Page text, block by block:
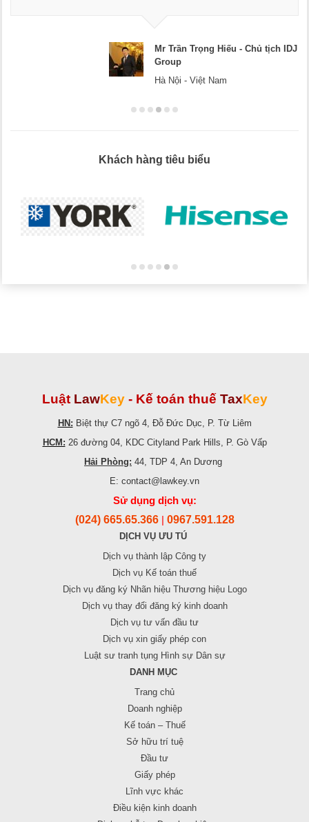
Mr Trần Trọng Hiếu - Chủ tịch IDJ
Group
Hà Nội - Việt Nam
Khách hàng tiêu biểu
Luật LawKey - Kế toán thuế TaxKey
HN: Biệt thự C7 ngõ 4, Đỗ Đức Dục, P. Từ Liêm
HCM: 26 đường 04, KDC Cityland Park Hills, P. Gò Vấp
Hải Phòng: 44, TDP 4, An Dương
E: contact@lawkey.vn
Sử dụng dịch vụ:
(024) 665.65.366 0967.591.128
DỊCH VỤ ƯU TÚ
Dịch vụ thành lập Công ty
Dịch vụ Kế toán thuế
Dịch vụ đăng ký Nhãn hiệu Thương hiệu Logo
Dịch vụ thay đổi đăng ký kinh doanh
Dịch vụ tư vấn đầu tư
Dịch vụ xin giấy phép con
Luật sư tranh tụng Hình sự Dân sự
DANH MỤC
Trang chủ
Doanh nghiệp
Kế toán – Thuế
Sở hữu trí tuệ
Đầu tư
Giấy phép
Lĩnh vực khác
Điều kiện kinh doanh